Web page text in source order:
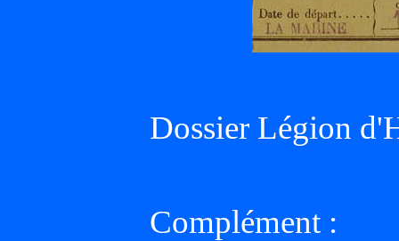
Dossier Légion
Complément :